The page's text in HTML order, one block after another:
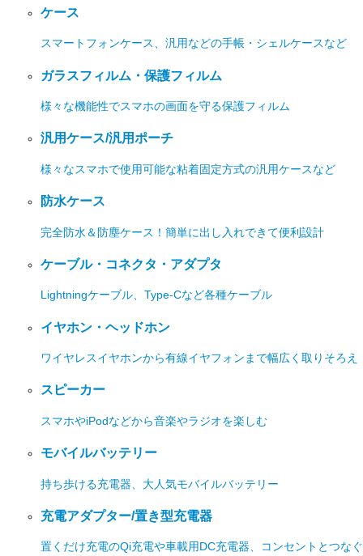
ケース
スマートフォンケース、汎用などの手帳・シェルケースなど
ガラスフィルム・保護フィルム
様々な機能性でスマホの画面を守る保護フィルム
汎用ケース/汎用ポーチ
様々なスマホで使用可能な粘着固定方式の汎用ケースなど
防水ケース
完全防水＆防塵ケース！簡単に出し入れできて便利設計
ケーブル・コネクタ・アダプタ
Lightningケーブル、Type-Cなど各種ケーブル
イヤホン・ヘッドホン
ワイヤレスイヤホンから有線イヤフォンまで幅広く取りそろえ
スピーカー
スマホやiPodなどから音楽やラジオを楽しむ
モバイルバッテリー
持ち歩ける充電器、大人気モバイルバッテリー
充電アダプター/置き型充電器
置くだけ充電のQi充電や車載用DC充電器、コンセントとつなぐ